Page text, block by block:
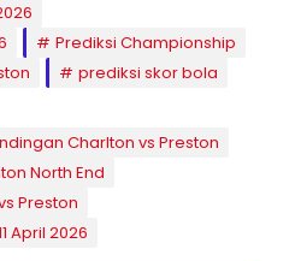
Prediksi Championship
prediksi skor bola
Charlton vs Preston
North End
Preston
April 2026